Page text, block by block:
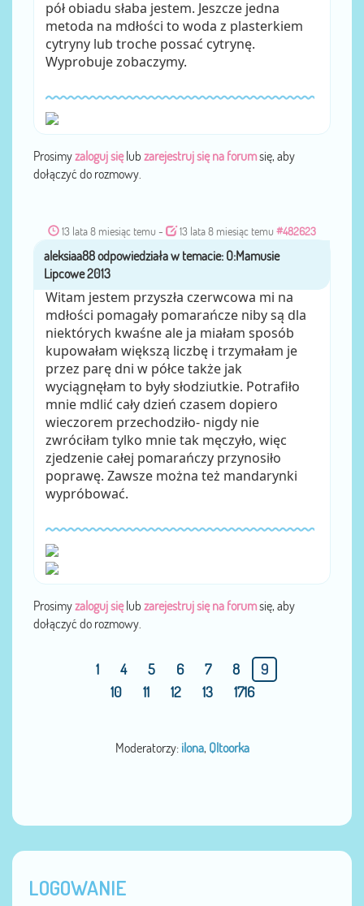
pół obiadu słaba jestem. Jeszcze jedna
metoda na mdłości to woda z plasterkiem
cytryny lub troche possać cytrynę.
Wyprobuje zobaczymy.
Prosimyzaloguj sięlub zarejestruj się na forumsię, aby
dołączyć do rozmowy.
13 lata 8 miesiąc temu - 13 lata 8 miesiąc temu #482623
przezaleksiaa88
Witam jestem przyszła czerwcowa mi na
mdłości pomagały pomarańcze niby są dla
niektórych kwaśne ale ja miałam sposób
kupowałam większą liczbę i trzymałam je
przez parę dni w półce także jak
wyciągnęłam to były słodziutkie. Potrafiło
mnie mdlić cały dzień czasem dopiero
wieczorem przechodziło- nigdy nie
zwróciłam tylko mnie tak męczyło, więc
zjedzenie całej pomarańczy przynosiło
poprawę. Zawsze można też mandarynki
wypróbować.
Prosimyzaloguj sięlub zarejestruj się na forumsię, aby
dołączyć do rozmowy.
1 4 5 6 7 8
9
10
11 12 13 1716
Moderatorzy: ilona, Qltoorka
LOGOWANIE